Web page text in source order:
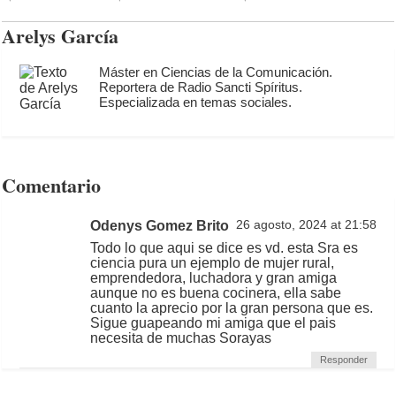
Arelys García
Máster en Ciencias de la Comunicación.
Reportera de Radio Sancti Spíritus.
Especializada en temas sociales.
Comentario
Odenys Gomez Brito 26 agosto, 2024 at 21:58
Todo lo que aqui se dice es vd. esta Sra es
ciencia pura un ejemplo de mujer rural,
emprendedora, luchadora y gran amiga
aunque no es buena cocinera, ella sabe
cuanto la aprecio por la gran persona que es.
Sigue guapeando mi amiga que el pais
necesita de muchas Sorayas
Responder